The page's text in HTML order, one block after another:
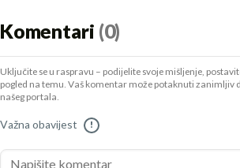
Komentari (0)
Uključite se u raspravu – podijelite svoje mišljenje,
pogled na temu. Vaš komentar može potaknuti zanimljiv
našeg portala.
Važna obavijest !